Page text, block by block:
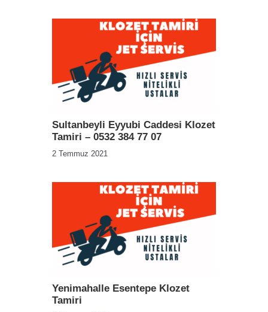
Sultanbeyli Eyyubi Caddesi Klozet
Tamiri – 0532 384 77 07
2 Temmuz 2021
Yenimahalle Esentepe Klozet
Tamiri